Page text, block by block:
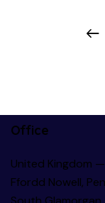
Office
United Kingdom —
Ffordd Nowell,